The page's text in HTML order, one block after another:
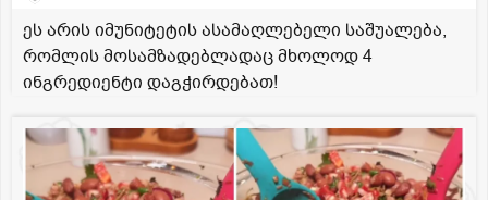
ეს არის იმუნიტეტის ასამაღლებელი საშუალება,
რომლის მოსამზადებლადაც მხოლოდ 4
ინგრედიენტი დაგჭირდებათ!